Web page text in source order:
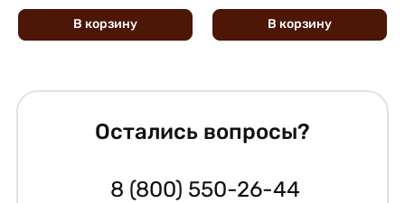
В корзину В корзину
Остались вопросы?
8 (800) 550-26-44